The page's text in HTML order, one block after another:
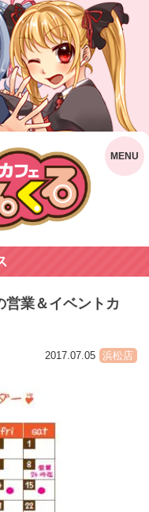
営業＆イベントカ
2017.07.05 浜松店